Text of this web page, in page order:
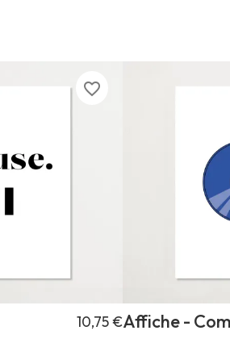
favorite_border
10,75 €Affiche -